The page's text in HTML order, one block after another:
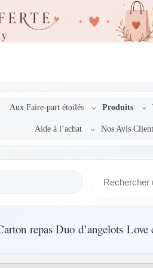
Aux Faire-part étoilés Produits
Aide à l’achat Nos Avis
r
h
repas Duo d’angelots